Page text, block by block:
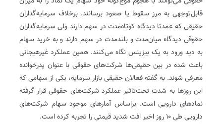
قابل‌توجهی به مرز سقوط یا صعود برسانند. برخلاف سرمایه‌گذاران
حقیقی که عمدتا دیدگاه کوتاه‌مدت در سهم دارند ولی سرمایه‌گذاران
حقوقی دیدگاه میان‌مدت و بلندمدت در سهم دارند و به خرید سهام
به دید ورود به یک بیزینس نگاه می‌کنند. همین عملکرد غیرهیجانی
باعث شده در بین حقیقی‌ها شرکت‌های حقوقی با عنوان پدرخوانده
معرفی شوند. به گفته فعالان حقیقی بازار سرمایه، یکی از سهامی که
این روزها به ‌شدت تحت‌تاثیر عملکرد شرکت‌های حقوقی قرار گرفته
نمادهای دارویی است. براساس آمارهای موجود سهام شرکت‌های
دارویی طی ۱۰ روز اخیر افت شدید قیمتی را تجربه کرده است.